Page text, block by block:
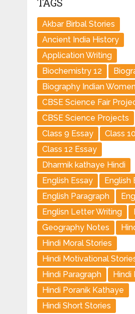
Akbar Birbal Stories
Ancient India History
Application Writing
Biochemistry 12
Biography Indian
CBSE Science Fair
CBSE Science Projects
Class 9 Essay
Class
Class 12 Essay
Dharmik kathaye Hindi
English Essay
English
English Paragraph
Englisn Letter Writing
Geography Notes
Hindi Moral Stories
Hindi Motivational
Hindi Paragraph
Hindi
Hindi Poranik Kathaye
Hindi Short Stories